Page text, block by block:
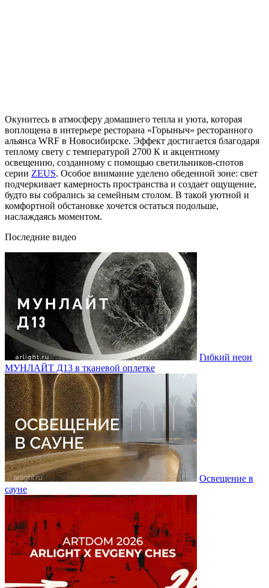
Окунитесь в атмосферу домашнего тепла и уюта, которая
воплощена в интерьере ресторана «Горыныч» ресторанного
альянса WRF в Новосибирске. Эффект достигается благодаря
теплому свету с температурой 2700 К и акцентному
освещению, созданному с помощью светильников-спотов
серии ZEUS. Особое внимание уделено обеденной зоне: свет
подчеркивает камерность пространства и создает ощущение,
будто вы собрались за семейным столом. В такой уютной и
комфортной обстановке хочется остаться подольше,
наслаждаясь моментом.
Последние видео
Гибкий неон
МУНЛАЙТ Д13 в тканевой оплетке
Освещение в
сауне